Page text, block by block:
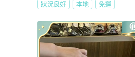
狀況良好 本地 免運